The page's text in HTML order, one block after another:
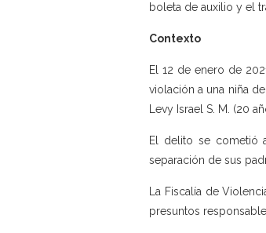
boleta de auxilio y el
Contexto
El 12 de enero de
violación a una niña
Levy Israel S. M. (20
El delito se cometió
separación de sus
La Fiscalía de
presuntos